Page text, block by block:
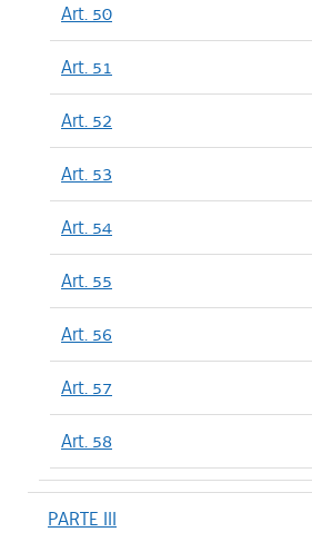
Art. 50
Art. 51
Art. 52
Art. 53
Art. 54
Art. 55
Art. 56
Art. 57
Art. 58
PARTE III